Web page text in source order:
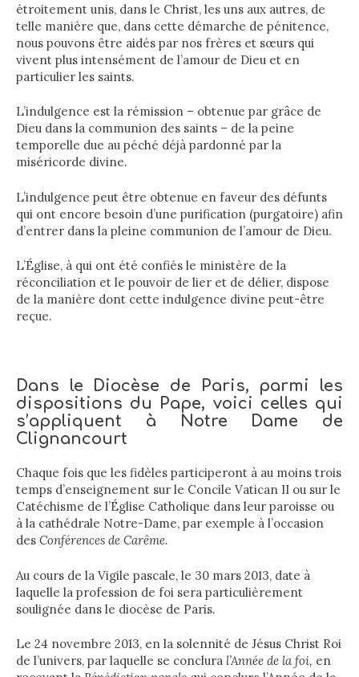
étroitement unis, dans le Christ, les uns aux autres, de
telle manière que, dans cette démarche de pénitence,
nous pouvons être aidés par nos frères et sœurs qui
vivent plus intensément de l’amour de Dieu et en
particulier les saints.
L’indulgence est la rémission – obtenue par grâce de
Dieu dans la communion des saints – de la peine
temporelle due au péché déjà pardonné par la
miséricorde divine.
L’indulgence peut être obtenue en faveur des défunts
qui ont encore besoin d’une purification (purgatoire) afin
d’entrer dans la pleine communion de l’amour de Dieu.
L’Église, à qui ont été confiés le ministère de la
réconciliation et le pouvoir de lier et de délier, dispose
de la manière dont cette indulgence divine peut-être
reçue.
Dans le Diocèse de Paris, parmi les
dispositions du Pape, voici celles qui
s’appliquent à Notre Dame de
Clignancourt
Chaque fois que les fidèles participeront à au moins trois
temps d’enseignement sur le Concile Vatican II ou sur le
Catéchisme de l’Église Catholique dans leur paroisse ou
à la cathédrale Notre-Dame, par exemple à l’occasion
des Conférences de Carême.
Au cours de la Vigile pascale, le 30 mars 2013, date à
laquelle la profession de foi sera particulièrement
soulignée dans le diocèse de Paris.
Le 24 novembre 2013, en la solennité de Jésus Christ Roi
de l’univers, par laquelle se conclura l’Année de la foi, en